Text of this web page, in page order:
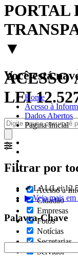
PORTAL
▼
LEI
Filtrar por
Acesso à
Cidadão
Empresas
Fotos
Notícias
Secretarias
Servidor
Você está
Home
Acesso à
Dados Abertos
Pagina Inicial
✔ LAI (Lei
▶ Veja mais
Palavra-Chave